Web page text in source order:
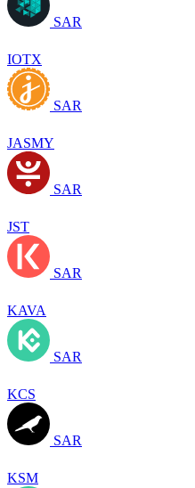
SAR
IOTX
SAR
JASMY
SAR
JST
SAR
KAVA
SAR
KCS
SAR
KSM